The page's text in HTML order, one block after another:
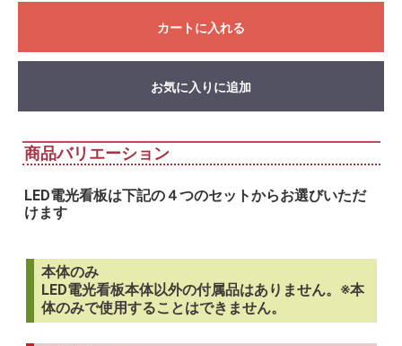
カートに入れる
お気に入りに追加
商品バリエーション
LED電光看板は下記の４つのセットからお選びいただ
けます
本体のみ
LED電光看板本体以外の付属品はありません。※本
体のみで使用することはできません。